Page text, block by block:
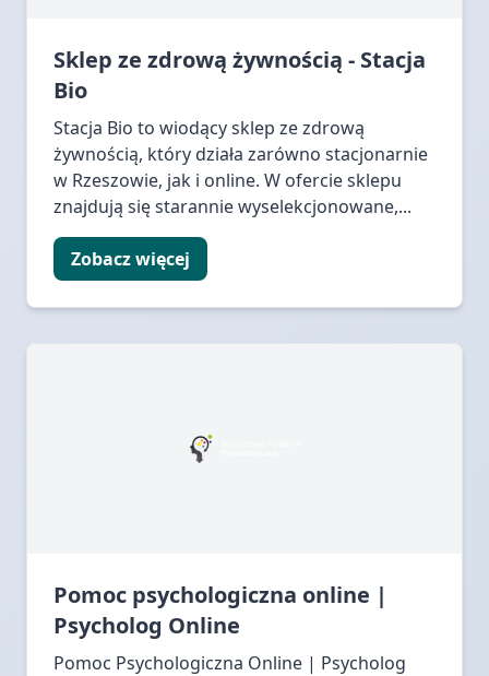
Sklep ze zdrową żywnością - Stacja
Bio
Stacja Bio to wiodący sklep ze zdrową
żywnością, który działa zarówno stacjonarnie
w Rzeszowie, jak i online. W ofercie sklepu
znajdują się starannie wyselekcjonowane,...
Zobacz więcej
Pomoc psychologiczna online |
Psycholog Online
Pomoc Psychologiczna Online | Psycholog